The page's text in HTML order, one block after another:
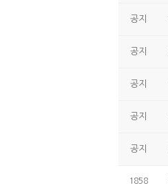
공지
공지
공지
공지
공지
1858